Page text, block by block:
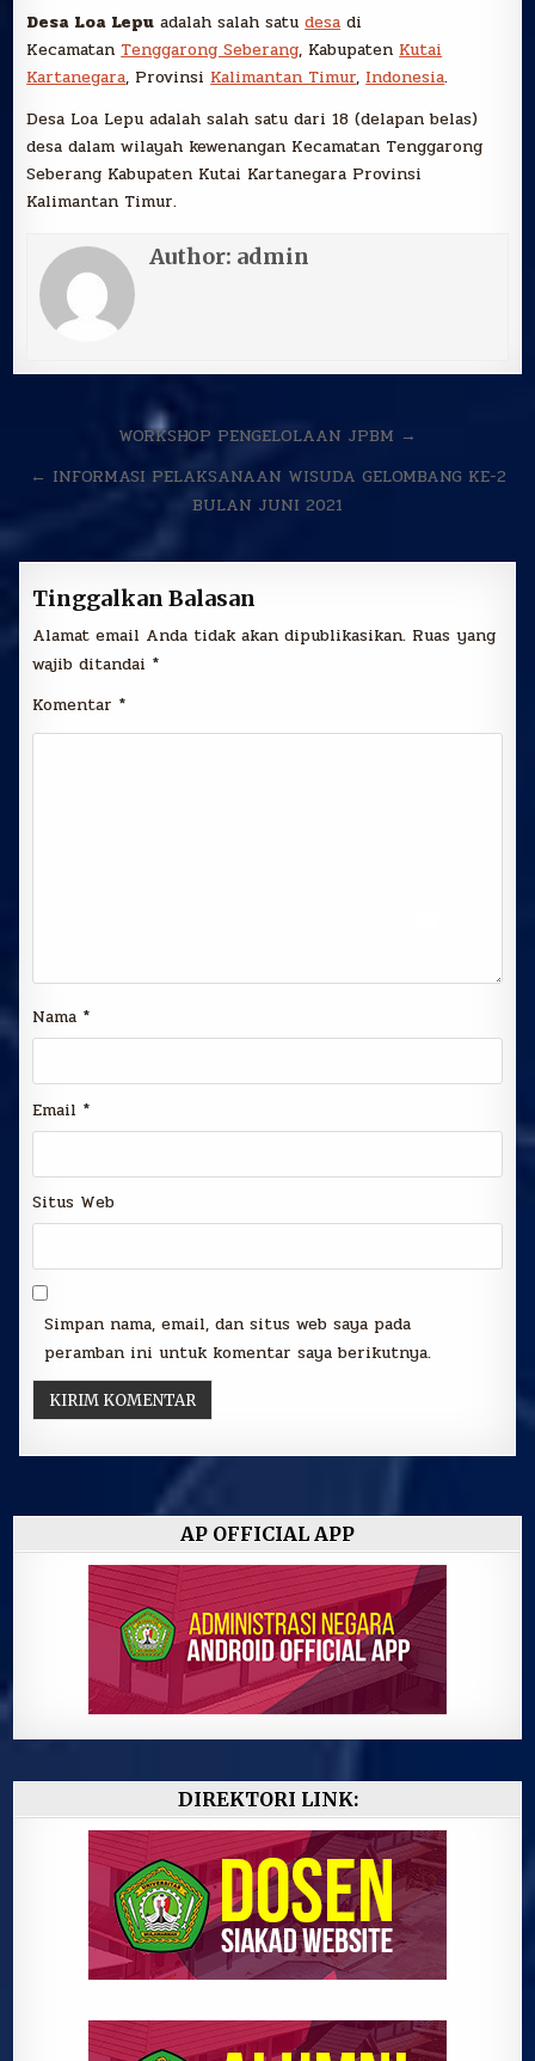
Desa Loa Lepu adalah salah satudesa di
Kecamatan Tenggarong Seberang, Kabupaten Kutai
Kartanegara, Provinsi Kalimantan Timur, Indonesia.
Desa Loa Lepu adalah salah satu dari 18 (delapan belas)
desa dalam wilayah kewenangan Kecamatan Tenggarong
Seberang Kabupaten Kutai Kartanegara Provinsi
Kalimantan Timur.
Author: admin
Navigasi
pos
WORKSHOP PENGELOLAAN JPBM →
← INFORMASI PELAKSANAAN WISUDA GELOMBANG KE-2
BULAN JUNI 2021
Tinggalkan Balasan
Alamat email Anda tidak akan dipublikasikan. Ruas yang
wajib ditandai *
Komentar *
Nama *
Email *
Situs Web
Simpan nama, email, dan situs web saya pada
peramban ini untuk komentar saya berikutnya.
AP OFFICIAL APP
DIREKTORI LINK: